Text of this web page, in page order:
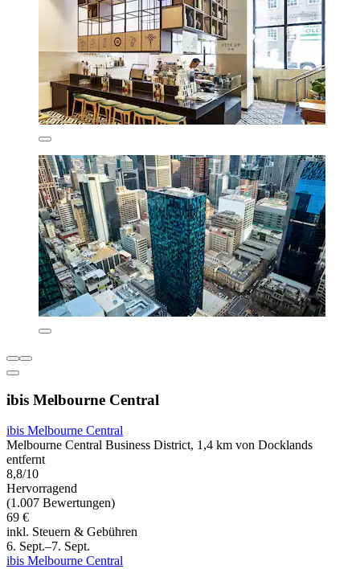
ibis Melbourne Central
ibis Melbourne Central
Melbourne Central Business District, 1,4 km von Docklands
entfernt
8,8/10
Hervorragend
(1.007 Bewertungen)
69 €
inkl. Steuern & Gebühren
6. Sept.–7. Sept.
ibis Melbourne Central